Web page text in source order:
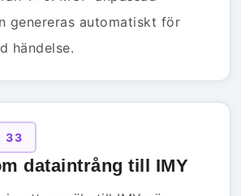
genereras automatiskt för
händelse.
33
dataintrång till IMY